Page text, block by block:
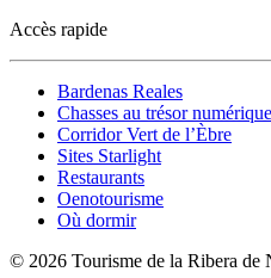
Accès rapide
Bardenas Reales
Chasses au trésor
Corridor Vert de l’Èbre
Sites Starlight
Restaurants
Oenotourisme
Où dormir
© 2026 Tourisme de la Ribera de